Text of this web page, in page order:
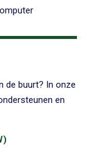
de buurt? In onze
en